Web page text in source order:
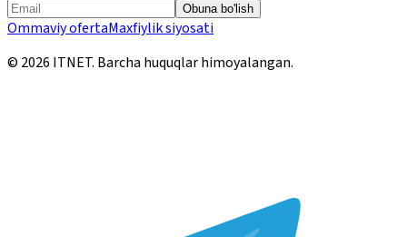
Obuna bo'lish
Ommaviy ofertaMaxfiylik siyosati
© 2026 ITNET. Barcha huquqlar himoyalangan.